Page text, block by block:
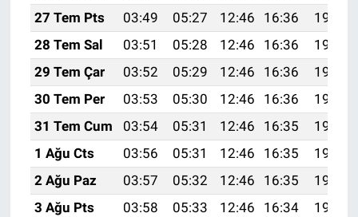
27 Tem Pts
03:49 05:27 12:46 16:36
19:55
28 Tem Sal
03:51 05:28 12:46 16:36
19:54
29 Tem Çar
03:52 05:29 12:46 16:36
19:54
30 Tem Per
03:53 05:30 12:46 16:36
19:53
31 Tem Cum
03:54 05:31 12:46 16:35
19:52
1 Ağu Cts
03:56 05:31 12:46 16:35
19:51
2 Ağu Paz
03:57 05:32 12:46 16:35
19:50
3 Ağu Pts
03:58 05:33 12:46 16:34
19:49